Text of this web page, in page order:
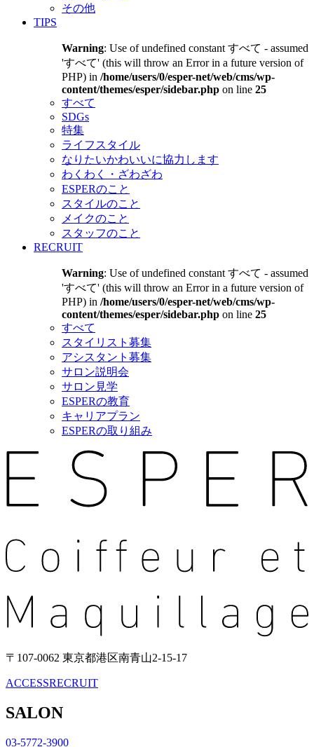
その他
TIPS
Warning: Use of undefined constant すべて - assumed
'すべて' (this will throw an Error in a future version of
PHP) in /home/users/0/esper-net/web/cms/wp-
content/themes/esper/sidebar.php on line 25
すべて
SDGs
特集
ライフスタイル
なりたいかわいいに協力します
わくわく・ざわざわ
ESPERのこと
スタイルのこと
メイクのこと
スタッフのこと
RECRUIT
Warning: Use of undefined constant すべて - assumed
'すべて' (this will throw an Error in a future version of
PHP) in /home/users/0/esper-net/web/cms/wp-
content/themes/esper/sidebar.php on line 25
すべて
スタイリスト募集
アシスタント募集
サロン説明会
サロン見学
ESPERの教育
キャリアプラン
ESPERの取り組み
〒107-0062 東京都港区南青山2-15-17
ACCESSRECRUIT
SALON
03-5772-3900